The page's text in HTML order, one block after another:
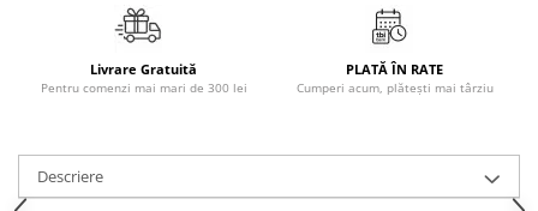
Carti erotice
Carti pentru Adolescenti, Young
Adult
Literatura Romana
Literatura Universala
Livrare Gratuită
Pentru comenzi mai mari de 300 lei
PLATĂ ÎN RATE
Cumperi acum, plătești mai târziu
Descriere